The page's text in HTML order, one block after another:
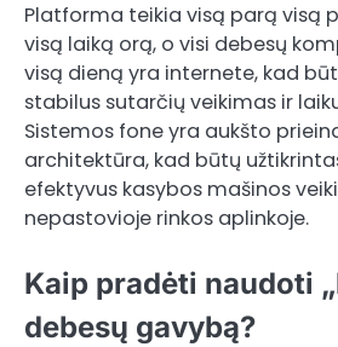
Platforma teikia visą parą visą
visą laiką orą, o visi debesų
visą dieną yra internete, kad
stabilus sutarčių veikimas ir
Sistemos fone yra aukšto
architektūra, kad būtų
efektyvus kasybos mašinos
nepastovioje rinkos aplinkoje.
Kaip pradėti naudoti
debesų gavybą?